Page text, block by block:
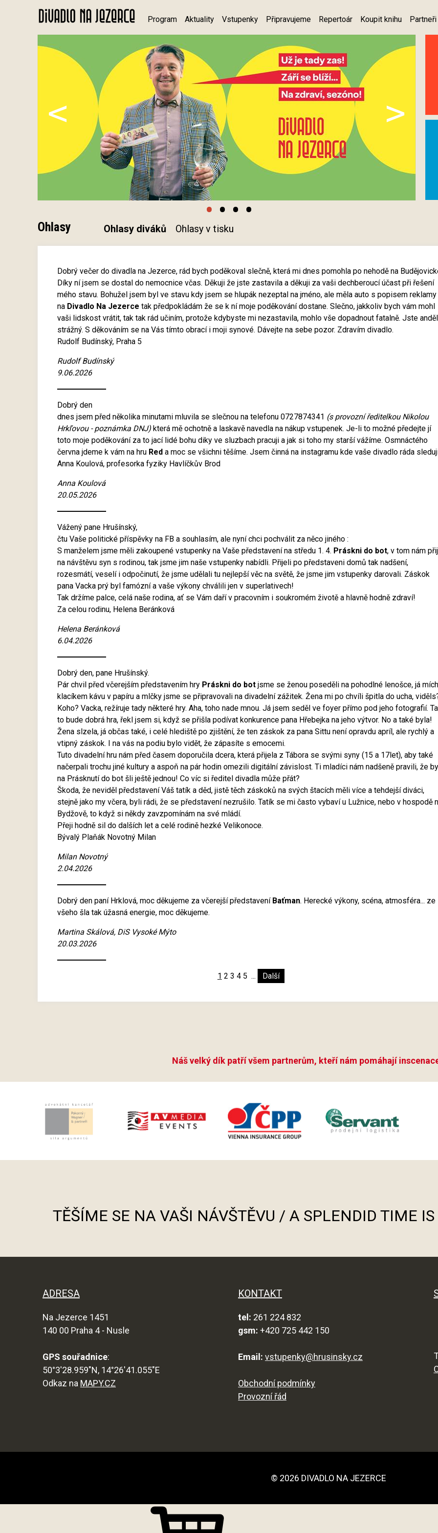
Program Aktuality Vstupenky Připravujeme Repertoár Koupit knihu Partneři
< >
••••
Ohlasy Ohlasy diváků Ohlasy v tisku
Dobrý večer do divadla na Jezerce, rád bych poděkoval slečně, která mi dnes pomohla po nehodě na
Díky ní jsem se dostal do nemocnice včas. Děkuji že jste zastavila a děkuji za vaši dechberoucí účast při řešení
mého stavu. Bohužel jsem byl ve stavu kdy jsem se hlupák nezeptal na jméno, ale měla auto s popisem reklamy
na Divadlo Na Jezerce tak předpokládám že se k ní moje poděkování dostane. Slečno, jakkoliv bych vám mohl
vaši lidskost vrátit, tak tak rád učiním, protože kdybyste mi nezastavila, mohlo vše dopadnout fatalně. Jste anděl
strážný. S děkováním se na Vás tímto obrací i moji synové. Dávejte na sebe pozor. Zdravím divadlo.
Rudolf Budínský, Praha 5
Rudolf Budínský
9.06.2026
Dobrý den
dnes jsem před několika minutami mluvila se slečnou na telefonu 0727874341 (s provozní ředitelkou Nikolou
Hrkľovou - poznámka DNJ) která mě ochotně a laskavě navedla na nákup vstupenek. Je-li to možné předejte jí
toto moje poděkování za to jací lidé bohu diky ve sluzbach pracuji a jak si toho my starší vážíme. Osmnáctého
června jdeme k vám na hru Red a moc se všichni těšíme. Jsem činná na instagramu kde vaše divadlo ráda
Anna Koulová, profesorka fyziky Havlíčkův Brod
Anna Koulová
20.05.2026
Vážený pane Hrušínský,
čtu Vaše politické příspěvky na FB a souhlasím, ale nyní chci pochválit za něco jiného :
S manželem jsme měli zakoupené vstupenky na Vaše představení na středu 1. 4. Práskni do bot, v tom nám
na návštěvu syn s rodinou, tak jsme jim naše vstupenky nabídli. Přijeli po představeni domů tak nadšení,
rozesmátí, veselí i odpočinutí, že jsme udělali tu nejlepší věc na světě, že jsme jim vstupenky darovali. Záskok
pana Vacka prý byl famózní a vaše výkony chválili jen v superlativech!
Tak držíme palce, celá naše rodina, ať se Vám daří v pracovním i soukromém životě a hlavně hodně zdraví!
Za celou rodinu, Helena Beránková
Helena Beránková
6.04.2026
Dobrý den, pane Hrušínský.
Pár chvil před včerejším představením hry Práskni do bot jsme se ženou poseděli na pohodlné lenošce, já
klacíkem kávu v papíru a mlčky jsme se připravovali na divadelní zážitek. Žena mi po chvíli špitla do ucha,
Koho? Vacka, režíruje tady některé hry. Aha, toho nade mnou. Já jsem seděl ve foyer přímo pod jeho fotografií.
to bude dobrá hra, řekl jsem si, když se přišla podívat konkurence pana Hřebejka na jeho výtvor. No a také byla!
Žena slzela, já občas také, i celé hlediště po zjištění, že ten záskok za pana Sittu není opravdu apríl, ale rychlý a
vtipný záskok. I na vás na podiu bylo vidět, že zápasíte s emocemi.
Tuto divadelní hru nám před časem doporučila dcera, která přijela z Tábora se svými syny (15 a 17let), aby také
načerpali trochu jiné kultury a aspoň na pár hodin omezili digitální závislost. Ti mladíci nám nadšeně pravili, že by
na Prásknutí do bot šli ještě jednou! Co víc si ředitel divadla může přát?
Škoda, že neviděl představení Váš tatík a děd, jistě těch záskoků na svých štacích měli více a tehdejší diváci,
stejně jako my včera, byli rádi, že se představení nezrušilo. Tatík se mi často vybaví u Lužnice, nebo v hospodě
Bydžově, to když si někdy zavzpomínám na své mládí.
Přeji hodně sil do dalších let a celé rodině hezké Velikonoce.
Bývalý Plaňák Novotný Milan
Milan Novotný
2.04.2026
Dobrý den paní Hrklová, moc děkujeme za včerejší představení Baťman. Herecké výkony, scéna, atmosféra... ze
všeho šla tak úžasná energie, moc děkujeme.
Martina Skálová, DiS Vysoké Mýto
20.03.2026
1 2 3 4 5 ... Další
Náš velký dík patří všem partnerům, kteří nám pomáhají
TĚŠÍME SE NA VAŠI NÁVŠTĚVU / A SPLENDID TIME
ADRESA
Na Jezerce 1451
140 00 Praha 4 - Nusle
GPS souřadnice:
50°3'28.959"N, 14°26'41.055"E
Odkaz na MAPY.CZ
KONTAKT
tel: 261 224 832
gsm: +420 725 442 150
Email: vstupenky@hrusinsky.cz
Obchodní podmínky
Provozní řád
© 2026 DIVADLO NA JEZERCE